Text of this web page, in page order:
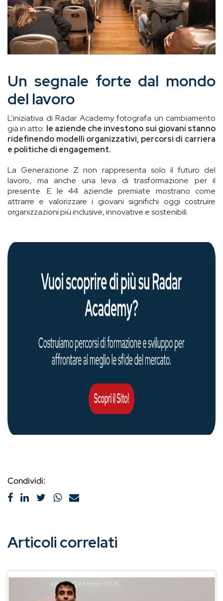
Un segnale forte dal mondo
del lavoro
L’iniziativa di Radar Academy fotografa un cambiamento
già in atto: le aziende che investono sui giovani stanno
ridefinendo modelli organizzativi, percorsi di carriera
e politiche di engagement.
La Generazione Z non rappresenta solo il futuro del
lavoro, ma anche una leva di trasformazione per il
presente. E le 44 aziende premiate mostrano come
attrarre e valorizzare i giovani significhi oggi costruire
organizzazioni più inclusive, innovative e sostenibili.
Condividi:
Articoli correlati